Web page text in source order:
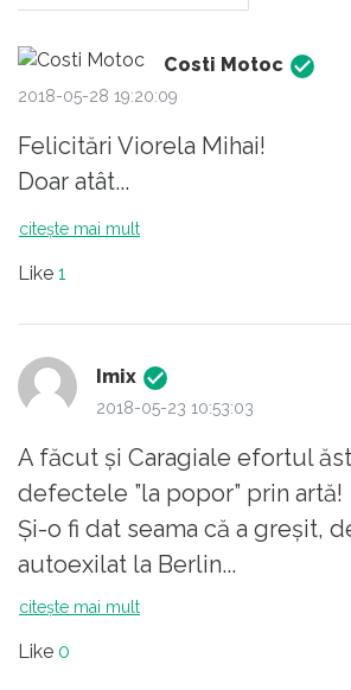
Costi Motoc
2018-05-28 19:20:09
Felicitări Viorela Mihai!
Doar atât...
citește mai mult
Like 1
Imix
2018-05-23 10:53:03
A făcut și Caragiale efortul
defectele ”la popor” prin artă!
Și-o fi dat seama că a greșit,
autoexilat la Berlin...
citește mai mult
Like 0